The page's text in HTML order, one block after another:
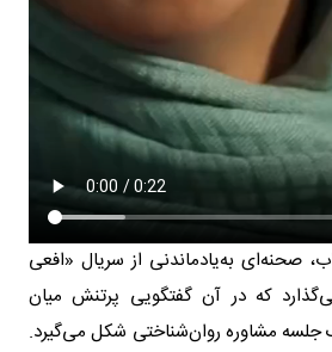
صحنه‌ای به‌یادماندنی از سریال «افعی
که در آن گفتگویی پرتنش میان
مشاوره روان‌شناختی شکل می‌گیرد.